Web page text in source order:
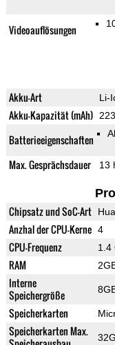
Videoauflösungen
Akku-Art Li-
Akku-Kapazität (mAh)
Batterieeigenschaften
Max. Gesprächsdauer 13
Chipsatz und SoC-Art
Anzhal der CPU-Kerne 4
CPU-Frequenz 1.4
RAM
Interne
Speichergröße
Speicherkarten
Speicherkarten Max.